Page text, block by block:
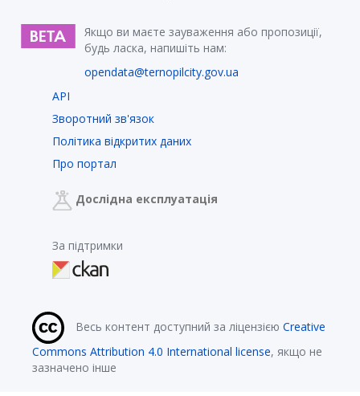
Якщо ви маєте зауваження або пропозиції,
будь ласка, напишіть нам:
opendata@ternopilcity.gov.ua
API
Зворотний зв'язок
Політика відкритих даних
Про портал
Дослідна експлуатація
За підтримки
Весь контент доступний за ліцензією Creative
Commons Attribution 4.0 International license, якщо не
зазначено інше